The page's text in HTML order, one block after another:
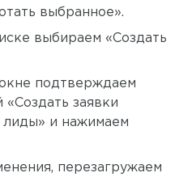
выбранное».
выбираем «Создать
подтверждаем
«Создать заявки
лиды» и нажимаем
перезагружаем